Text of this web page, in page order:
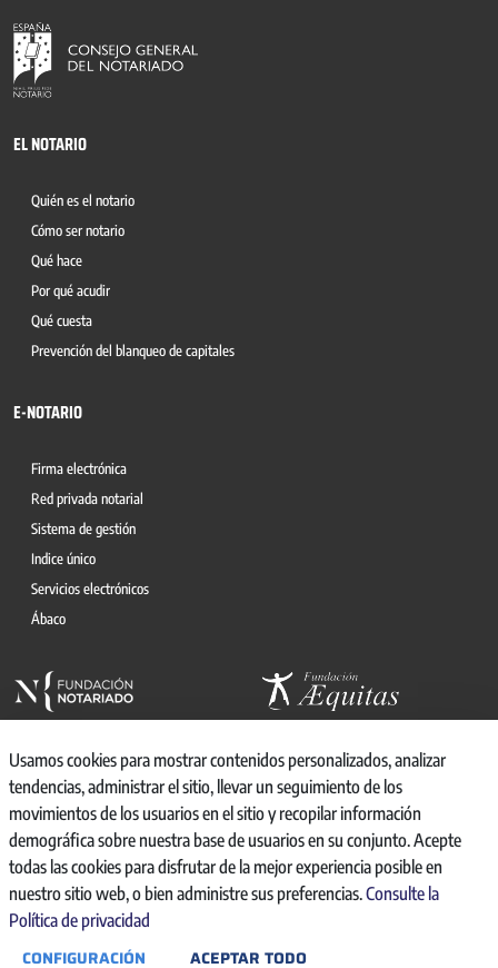
EL NOTARIO
Quién es el notario
Cómo ser notario
Qué hace
Por qué acudir
Qué cuesta
Prevención del blanqueo de capitales
E-NOTARIO
Firma electrónica
Red privada notarial
Sistema de gestión
Indice único
Servicios electrónicos
Ábaco
© 2026, CONSEJO GENERAL DEL NOTARIO
CANAL INTERNO DE INFORMACIÓN
REGISTRO DE ACTIVIDADES DE TRATAMIENTO
AVISO LEGAL
Usamos cookies para mostrar contenidos personalizados, analizar
tendencias, administrar el sitio, llevar un seguimiento de los
movimientos de los usuarios en el sitio y recopilar información
demográfica sobre nuestra base de usuarios en su conjunto. Acepte
todas las cookies para disfrutar de la mejor experiencia posible en
nuestro sitio web, o bien administre sus preferencias.Consulte la
Política de privacidad
CONFIGURACIÓN ACEPTAR TODO